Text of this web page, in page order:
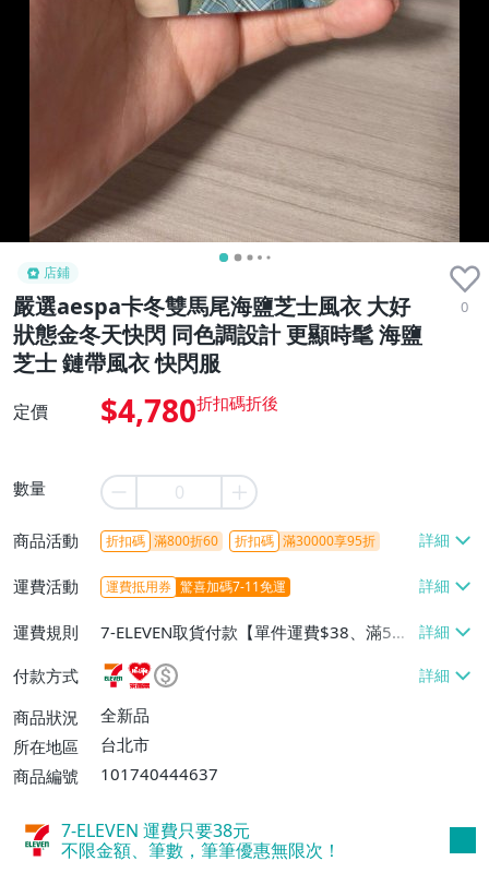
店鋪
嚴選aespa卡冬雙馬尾海鹽芝士風衣 大好
狀態金冬天快閃 同色調設計 更顯時髦 海鹽
芝士 鏈帶風衣 快閃服
0
定價 $4,780
數量
商品活動 折扣碼 滿800折60 折扣碼 滿30000享95折
運費活動 運費抵用券 驚喜加碼7-11免運
運費規則
7-ELEVEN取貨付款【單件運費$38、滿5件
或消費滿$1298免運費】、7-ELEVEN取貨
不付款【免運費】、萊爾富取貨付款【單件
運費$60、滿5件或消費滿$1298免運
費】、宅配/貨運【單件運費$120、滿5件
付款方式
商品狀況
全新品
所在地區
台北市
商品編號
101740444637
7-ELEVEN 運費只要38元
不限金額、筆數，筆筆優惠無限次！